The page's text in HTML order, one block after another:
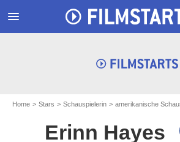
menu
Home Stars Schauspielerin amerikanische
Erinn Hayes